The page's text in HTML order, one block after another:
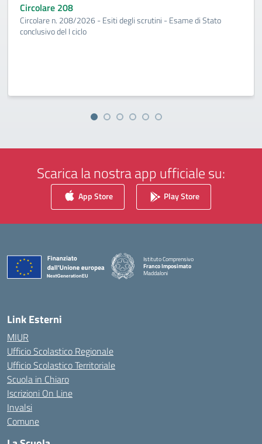
Circolare 208
Circolare n. 208/2026 - Esiti degli scrutini - Esame di Stato
conclusivo del I ciclo
Scarica la nostra app ufficiale su:
App Store Play Store
Istituto Comprensivo
Franco Imposimato
Maddaloni
Link Esterni
MIUR
Ufficio Scolastico Regionale
Ufficio Scolastico Territoriale
Scuola in Chiaro
Iscrizioni On Line
Invalsi
Comune